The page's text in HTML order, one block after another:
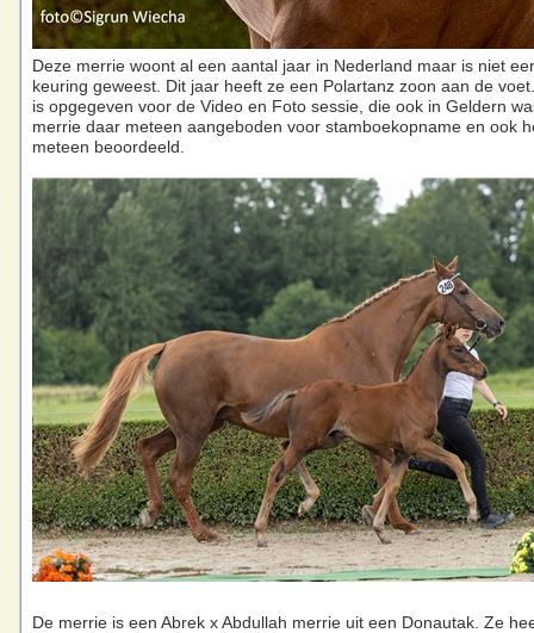
Deze merrie woont al een aantal jaar in Nederland maar is niet
keuring geweest. Dit jaar heeft ze een Polartanz zoon aan de
is opgegeven voor de Video en Foto sessie, die ook in Geldern
merrie daar meteen aangeboden voor stamboekopname en ook
meteen beoordeeld.
De merrie is een Abrek x Abdullah merrie uit een Donautak. Ze